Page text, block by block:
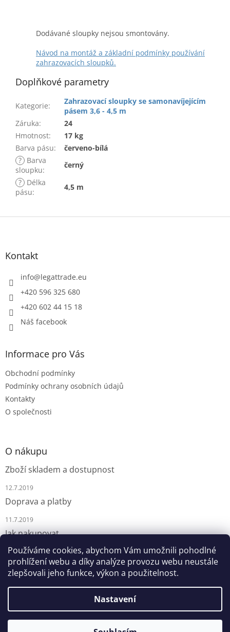
Používáme cookies, abychom Vám umožnili pohodlné
prohlížení webu a díky analýze provozu webu neustále
zlepšovali jeho funkce, výkon a použitelnost.
Nastavení
Dodávané sloupky nejsou smontovány.
Návod na montáž a základní podmínky používání
zahrazovacích sloupků.
Doplňkové parametry
Kategorie:
Zahrazovací sloupky se samonavíjejícím
pásem 3,6 - 4,5 m
Záruka:
24
Hmotnost:
17 kg
Barva pásu:
červeno-bílá
? Barva
sloupku:
černý
? Délka
pásu:
4,5 m
Z
Kontakt
info@legattrade.eu
+420 596 325 680
+420 602 44 15 18
Náš facebook
Informace pro Vás
Obchodní podmínky
Podmínky ochrany osobních údajů
Kontakty
O společnosti
O nákupu
Zboží skladem a dostupnost
12.7.2019
Doprava a platby
11.7.2019
Jak nakupovat
9.7.2019
Vytvořil Shoptet